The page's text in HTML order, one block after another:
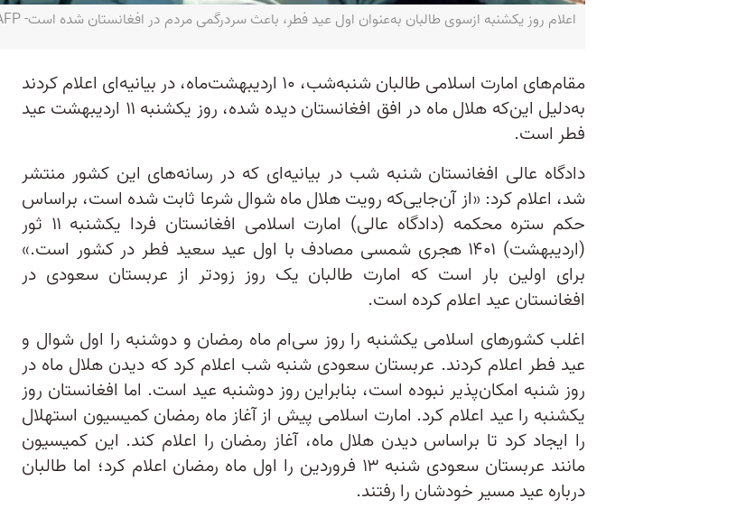
اعلام روز یکشنبه ازسوی طالبان به‌عنوان اول عید فطر، باعث سردرگمی مردم در افغانستان شده است- NOORULLAH SHIRZADA/ AFP
مقام‌های امارت اسلامی طالبان شنبه‌شب، ۱۰ اردیبهشت‌ماه، در بیانیه‌ای اعلام کردند
به‌دلیل این‌که هلال ماه در افق افغانستان دیده شده‌، روز یکشنبه ۱۱ اردیبهشت عید
فطر است.
دادگاه عالی افغانستان شنبه شب در بیانیه‌ای که در رسانه‌های این کشور منتشر
شد، اعلام کرد: «از آن‌جایی‌که رویت هلال ماه شوال شرعا ثابت شده است، براساس
حکم ستره محکمه (دادگاه عالی) امارت اسلامی افغانستان فردا یکشنبه ۱۱ ثور
(اردیبهشت) ۱۴۰۱ هجری شمسی مصادف با اول عید سعید فطر در کشور است.»
برای اولین بار است که امارت طالبان یک روز زودتر از عربستان سعودی در
افغانستان عید اعلام کرده است.
اغلب کشورهای اسلامی یکشنبه را روز سی‌ام ماه رمضان و دوشنبه را اول شوال و
عید فطر اعلام کردند. عربستان سعودی شنبه شب اعلام کرد که دیدن هلال ماه در
روز شنبه امکان‌پذیر نبوده است، بنابراین روز دوشنبه عید است. اما افغانستان روز
یکشنبه را عید اعلام کرد. امارت اسلامی پیش از آغاز ماه رمضان کمیسیون استهلال
را ایجاد کرد تا براساس دیدن هلال ماه، آغاز رمضان را اعلام کند. این کمیسیون
مانند عربستان سعودی شنبه ۱۳ فروردین را اول ماه رمضان اعلام کرد؛ اما طالبان
درباره عید مسیر خودشان را رفتند.